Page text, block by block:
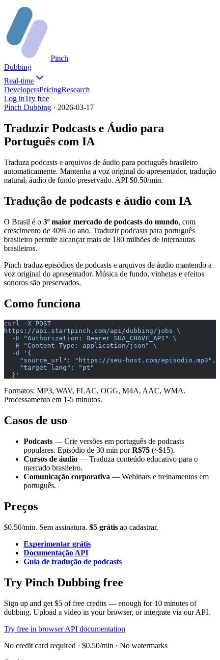
Pinch
Dubbing
Real-time
DevelopersPricingResearch
Log inTry free
Pinch Dubbing · 2026-03-17
Traduzir Podcasts e Áudio para
Português com IA
Traduza podcasts e arquivos de áudio para português brasileiro
automaticamente. Mantenha a voz original do apresentador, tradução
natural, áudio de fundo preservado. API $0.50/min.
Tradução de podcasts e áudio com IA
O Brasil é o 3º maior mercado de podcasts do mundo, com
crescimento de 40% ao ano. Traduzir podcasts para português
brasileiro permite alcançar mais de 180 milhões de internautas
brasileiros.
Pinch traduz episódios de podcasts e arquivos de áudio mantendo a
voz original do apresentador. Música de fundo, vinhetas e efeitos
sonoros são preservados.
Como funciona
curl -X POST
https://api.startpinch.com/api/dubbing/jobs \
  -H
"Authorization: Bearer SUA_CHAVE_API"
\
  -H
"Content-Type: application/json"
\
  -d
'{
    "source_url": "https://seu-host.com/episodio.mp3",
    "target_lang": "pt"
  }'
Formatos: MP3, WAV, FLAC, OGG, M4A, AAC, WMA.
Processamento em 1-5 minutos.
Casos de uso
Podcasts — Crie versões em português de podcasts
populares. Episódio de 30 min porR$75 (~$15).
Cursos de áudio — Traduza conteúdo educativo para o
mercado brasileiro.
Comunicação corporativa — Webinars e treinamentos em
português.
Preços
$0.50/min. Sem assinatura. $5 grátis ao cadastrar.
Experimentar grátis
Documentação API
Guia de tradução de podcasts
Try Pinch Dubbing free
Sign up and get $5 of free credits — enough for 10 minutes of
dubbing. Upload a video in your browser, or integrate via our API.
Try free in browserAPI documentation
No credit card required · $0.50/min · No watermarks